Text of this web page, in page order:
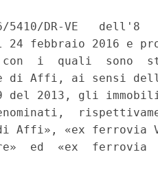
5410/DR-VE   dell'8
24 febbraio 2016 e
con  i  quali
di Affi, ai sensi
del 2013, gli
di Affi», «ex ferrovia
ed  «ex  ferrovia